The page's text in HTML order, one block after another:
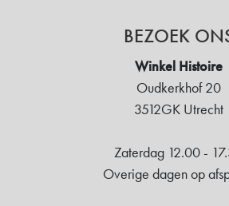
BEZOEK
Winkel Histoire
Oudkerkhof 20
3512GK Utrecht
Zaterdag 12.00 -
Overige dagen op